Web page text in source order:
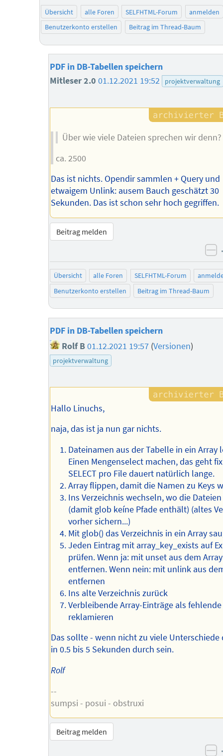
Übersicht alle Foren SELFHTML-Forum
anmelden
Benutzerkonto erstellen
Beitrag im Thread-Baum
PDF in DB-Tabellen speichern
Mitleser 2.0 01.12.2021 19:52 projektverwaltung
Über wie viele Dateien sprechen wir denn?
ca. 2500
Das ist nichts. Opendir sammlen + Query und
etwaigem Unlink: ausem Bauch geschätzt 30
Sekunden. Das ist schon sehr hoch gegriffen.
Beitrag melden
Übersicht alle Foren SELFHTML-Forum
Benutzerkonto erstellen
Beitrag im Thread-Baum
PDF in DB-Tabellen speichern
Rolf B 01.12.2021 19:57 (Versionen)
projektverwaltung
Hallo Linuchs,
naja, das ist ja nun gar nichts.
Dateinamen aus der Tabelle in ein Array
Einen Mengenselect machen, das geht
SELECT pro File dauert natürlich lange.
Array flippen, damit die Namen zu Keys
Ins Verzeichnis wechseln, wo die
(damit glob keíne Pfade enthält) (altes
vorher sichern...)
Mit glob() das Verzeichnis in ein Array
Jeden Eintrag mit array_key_exists auf
prüfen. Wenn ja: mit unset aus dem Array
entfernen. Wenn nein: mit unlink aus
entfernen
Ins alte Verzeichnis zurück
Verbleibende Array-Einträge als
reklamieren
Das sollte - wenn nicht zu viele Unterschiede
in 0.5 bis 5 Sekunden durch sein.
Rolf
--
sumpsi - posui - obstruxi
Beitrag melden